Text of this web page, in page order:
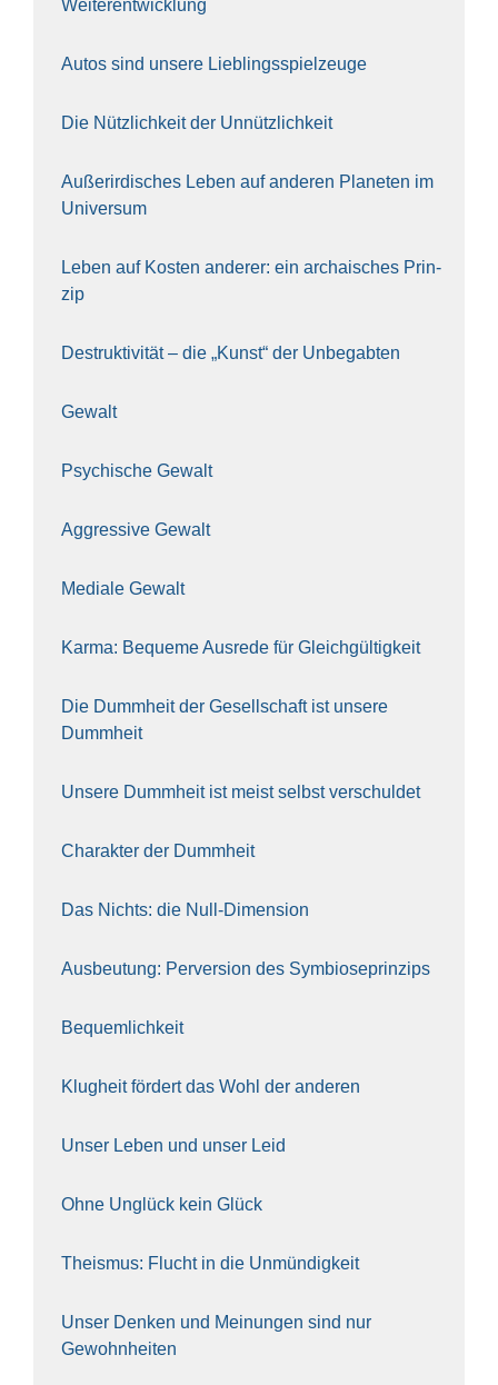
Wei­ter­ent­wick­lung
Autos sind unse­re Lieb­lings­spiel­zeu­ge
Die Nütz­lich­keit der Unnütz­lich­keit
Außer­ir­di­sches Leben auf ande­ren Pla­ne­ten im
Uni­ver­sum
Leben auf Kos­ten ande­rer: ein archai­sches Prin­
zip
Destruk­ti­vi­tät – die „Kunst“ der Unbe­gab­ten
Gewalt
Psy­chi­sche Gewalt
Aggres­si­ve Gewalt
Media­le Gewalt
Kar­ma: Beque­me Aus­re­de für Gleich­gül­tig­keit
Die Dumm­heit der Gesell­schaft ist unse­re
Dumm­heit
Unse­re Dumm­heit ist meist selbst ver­schul­det
Cha­rak­ter der Dumm­heit
Das Nichts: die Null-Dimen­si­on
Aus­beu­tung: Per­ver­si­on des Sym­bio­se­prin­zips
Bequem­lich­keit
Klug­heit för­dert das Wohl der ande­ren
Unser Leben und unser Leid
Ohne Unglück kein Glück
The­is­mus: Flucht in die Unmün­dig­keit
Unser Den­ken und Mei­nun­gen sind nur
Gewohn­hei­ten